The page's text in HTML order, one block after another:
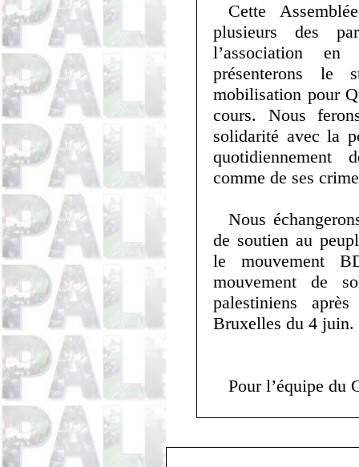
Cette
plusieurs des
l’association
présenterons le
mobilisation pour
cours. Nous
solidarité avec la
quotidiennement
comme de ses
Nous
de soutien au
le mouvement
mouvement de
palestiniens
Bruxelles du 4 juin.
Pour l’équipe du